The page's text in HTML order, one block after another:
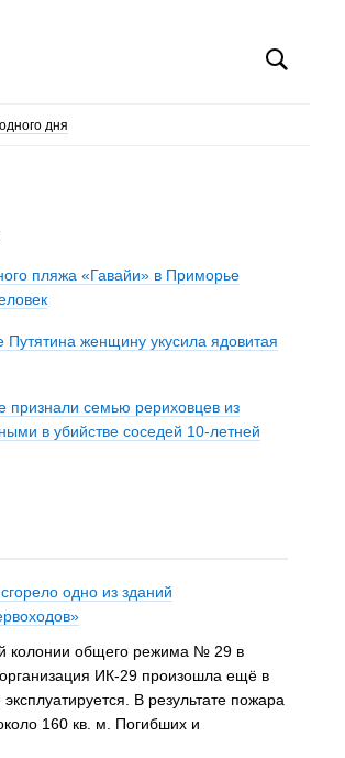
дня
пляжа «Гавайи» в Приморье
Путятина женщину укусила ядовитая
признали семью рериховцев из
в убийстве соседей 10-летней
одно из зданий
колонии общего режима № 29 в
ИК-29 произошла ещё в
В результате пожара
160 кв. м. Погибших и